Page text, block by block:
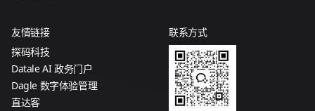
友情链接
探码科技
Datale AI 政务门户
Dagle 数字体验管理
直达客
联系方式